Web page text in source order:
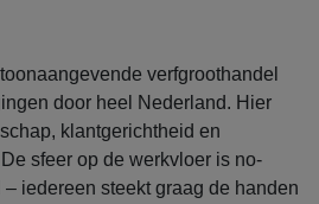
verfgroothandel
door heel Nederland. Hier
klantgerichtheid en
sfeer op de werkvloer is no-
iedereen steekt graag de handen